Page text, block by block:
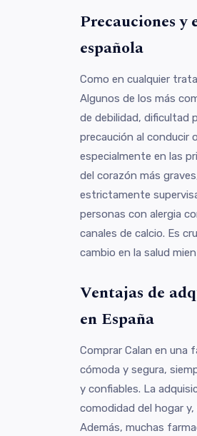
Precauciones y
española
Como en cualquier
Algunos de los más
de debilidad, dificultad
precaución al conducir
especialmente en las
del corazón más
estrictamente
personas con alergia
canales de calcio. Es
cambio en la salud
Ventajas de
en España
Comprar Calan en una
cómoda y segura,
y confiables. La
comodidad del hogar
Además, muchas